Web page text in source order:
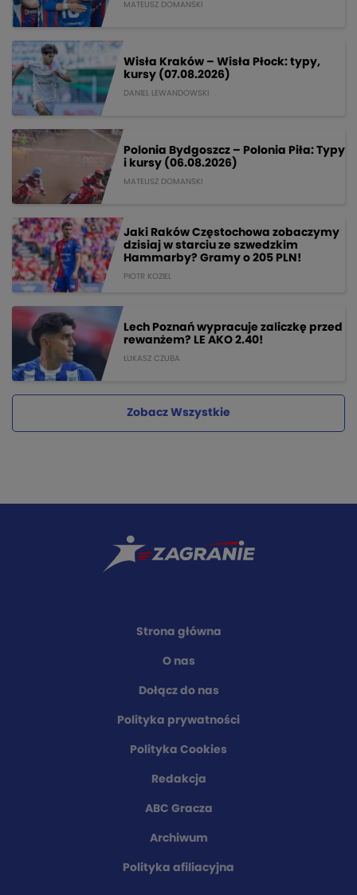
MATEUSZ DOMANSKI
Wisła Kraków – Wisła Płock: typy,
kursy (07.08.2026)
DANIEL LEWANDOWSKI
Polonia Bydgoszcz – Polonia Piła: Typy
i kursy (06.08.2026)
MATEUSZ DOMANSKI
Jaki Raków Częstochowa zobaczymy
dzisiaj w starciu ze szwedzkim
Hammarby? Gramy o 205 PLN!
PIOTR KOZIEL
Lech Poznań wypracuje zaliczkę przed
rewanżem? LE AKO 2.40!
ŁUKASZ CZUBA
Zobacz Wszystkie
Strona główna
O nas
Dołącz do nas
Polityka prywatności
Polityka Cookies
Redakcja
ABC Gracza
Archiwum
Polityka afiliacyjna